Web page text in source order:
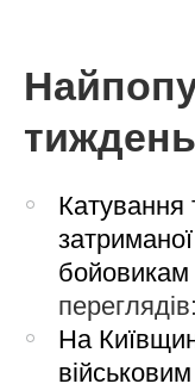
Катування
бойовикам
На